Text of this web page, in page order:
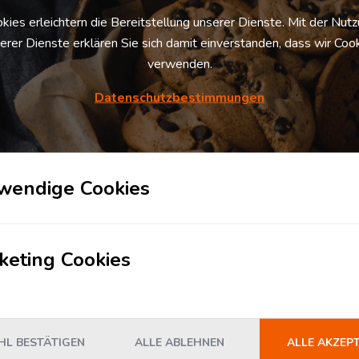
Logistikzentrum und dessen Logistik­
erleichtern die Bereitstellung unserer Dienste. Mit der
Dienste erklären Sie sich damit einverstanden, dass wir
verwenden.
Datenschutzbestimmungen
Cookies
Cookies
BESTÄTIGEN ALLE ABLEHNEN ALLE